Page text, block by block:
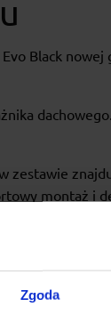
Zgoda
Black
zestawie
montaż i
i zestaw
producenta.
- 5 lat po